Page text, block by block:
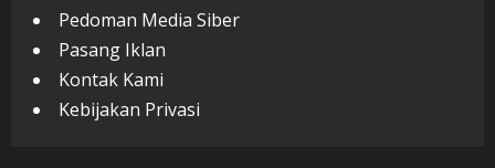
Pedoman Media Siber
Pasang Iklan
Kontak Kami
Kebijakan Privasi